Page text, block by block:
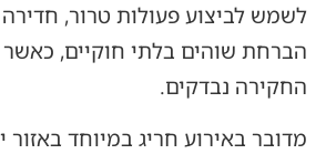
לשמש לביצוע פעולות טרור,
הברחת שוהים בלתי חוקיים, כאשר
החקירה נבדקים.
מדובר באירוע חריג במיוחד באזור